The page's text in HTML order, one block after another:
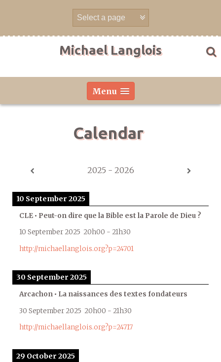
Michael Langlois
Menu
Calendar
2025 - 2026
10 September 2025
CLE • Peut-on dire que la Bible est la Parole de Dieu ?
10 September 2025 20h00 - 21h30
http://michaellanglois.org?p=24701
30 September 2025
Arcachon • La naissances des textes fondateurs
30 September 2025 20h00 - 21h30
http://michaellanglois.org?p=24717
29 October 2025